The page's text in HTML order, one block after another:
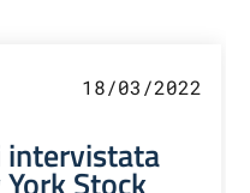
18/03/2022
intervistata